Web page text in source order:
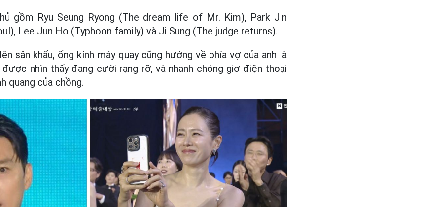
gồm Ryu Seung Ryong (The dream life of Mr. Kim), Park Jin
Lee Jun Ho (Typhoon family) và Ji Sung (The judge returns).
sân khấu, ống kính máy quay cũng hướng về phía vợ của anh là
nhìn thấy đang cười rạng rỡ, và nhanh chóng giơ điện thoại
quang của chồng.